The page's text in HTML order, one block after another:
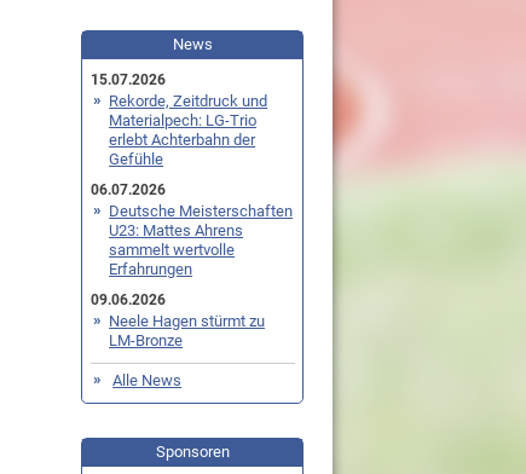
News
15.07.2026
Rekorde, Zeitdruck und
Materialpech: LG-Trio
erlebt Achterbahn der
Gefühle
06.07.2026
Deutsche Meisterschaften
U23: Mattes Ahrens
sammelt wertvolle
Erfahrungen
09.06.2026
Neele Hagen stürmt zu
LM-Bronze
Alle News
Sponsoren